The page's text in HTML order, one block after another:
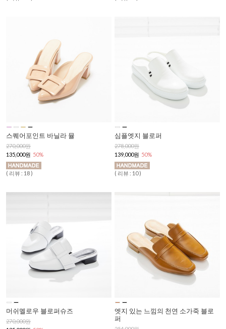
스퀘어포인트 바닐라 뮬
270,000원
135,000원 50%
( 리뷰 : 18 )
심플엣지 블로퍼
278,000원
139,000원 50%
( 리뷰 : 10 )
머쉬멜로우 블로퍼슈즈
270,000원
엣지 있는 느낌의 천연 소가죽 블로
퍼